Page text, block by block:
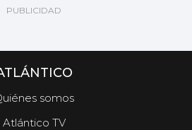
somos
Atlántico TV